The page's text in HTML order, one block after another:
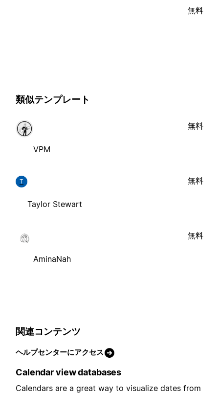
無料
類似テンプレート
VPM
無料
T
Taylor Stewart
無料
AminaNah
無料
関連コンテンツ
ヘルプセンターにアクセス
Calendar view databases
Calendars are a great way to visualize dates from